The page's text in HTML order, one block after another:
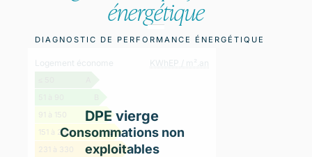
énergétique
DIAGNOSTIC DE PERFORMANCE ÉNERGÉTIQUE
Logement économe KWhEP / m².an
91 à 150
C
151 à 230
D
231 à 330
E
DPE vierge
Consommations non
exploitables